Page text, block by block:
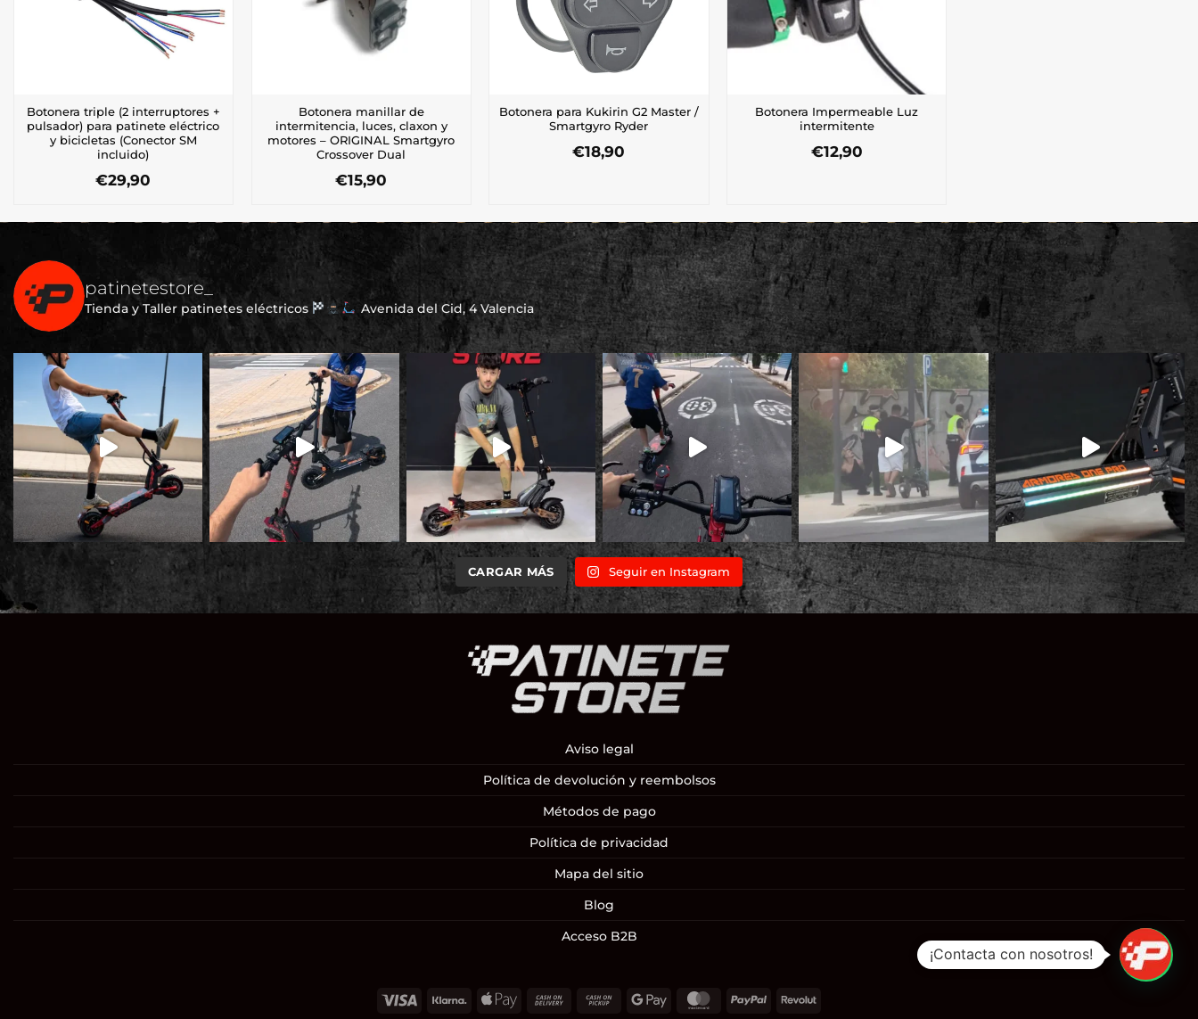
Botonera triple (2 interruptores +
pulsador) para patinete eléctrico
y bicicletas (Conector SM
incluido)
€29,90
Botonera manillar de
intermitencia, luces, claxon y
motores – ORIGINAL Smartgyro
Crossover Dual
€15,90
Botonera para Kukirin G2 Master /
Smartgyro Ryder
€18,90
Botonera Impermeable Luz
intermitente
€12,90
patinetestore_
Tienda y Taller patinetes eléctricos Avenida del Cid, 4 Valencia
CARGAR MÁS Seguir en Instagram
Aviso legal
Política de devolución y reembolsos
Métodos de pago
Política de privacidad
Mapa del sitio
Blog
Acceso B2B
Visa Klarna
Apple
Cash
Cash
Google
MasterCardPayPal Revolut
¡Contacta con nosotros!